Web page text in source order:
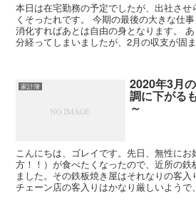
本日は在宅勤務の予定でしたが、出社させ
くそったれです。 今期の最後の大きな仕
消化すればあとは自由の身となります。
分経ってしまいましたが、2月の収支が固
家計簿 2020年3月
調に下がる
～
こんにちは、ゴレイです。先日、無性に
方！！）が食べたくなったので、近所の鉄
ました。その鉄板焼き屋はそれなりの客
チェーン店の客入りはかなり厳しいようで